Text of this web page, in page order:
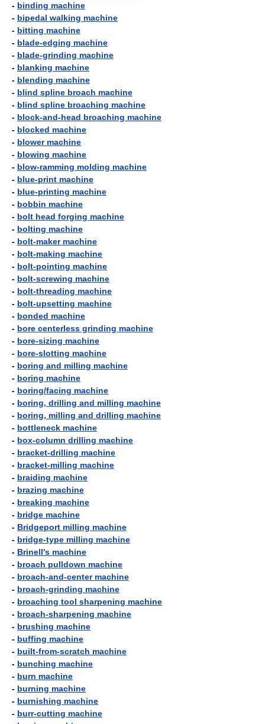
- binding machine
- bipedal walking machine
- bitting machine
- blade-edging machine
- blade-grinding machine
- blanking machine
- blending machine
- blind spline broach machine
- blind spline broaching machine
- block-and-head broaching machine
- blocked machine
- blower machine
- blowing machine
- blow-ramming molding machine
- blue-print machine
- blue-printing machine
- bobbin machine
- bolt head forging machine
- bolting machine
- bolt-maker machine
- bolt-making machine
- bolt-pointing machine
- bolt-screwing machine
- bolt-threading machine
- bolt-upsetting machine
- bonded machine
- bore centerless grinding machine
- bore-sizing machine
- bore-slotting machine
- boring and milling machine
- boring machine
- boring/facing machine
- boring, drilling and milling machine
- boring, milling and drilling machine
- bottleneck machine
- box-column drilling machine
- bracket-drilling machine
- bracket-milling machine
- braiding machine
- brazing machine
- breaking machine
- bridge machine
- Bridgeport milling machine
- bridge-type milling machine
- Brinell's machine
- broach pulldown machine
- broach-and-center machine
- broach-grinding machine
- broaching tool sharpening machine
- broach-sharpening machine
- brushing machine
- buffing machine
- built-from-scratch machine
- bunching machine
- burn machine
- burning machine
- burnishing machine
- burr-cutting machine